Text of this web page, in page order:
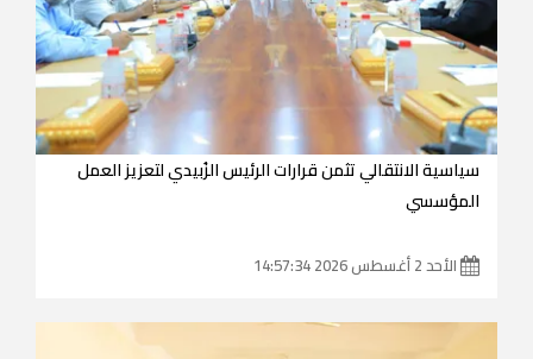
سياسية الانتقالي تثمن قرارات الرئيس الزُبيدي لتعزيز العمل
المؤسسي
الأحد 2 أغسطس 2026 14:57:34